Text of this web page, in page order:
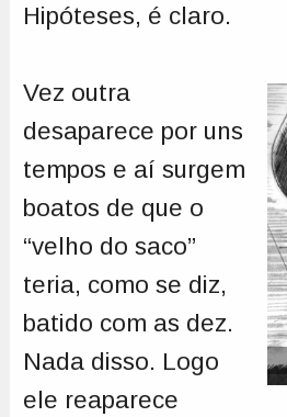
Hipóteses, é claro.
Vez outra
desaparece por uns
tempos e aí surgem
boatos de que o
“velho do saco”
teria, como se diz,
batido com as dez.
Nada disso. Logo
ele reaparece